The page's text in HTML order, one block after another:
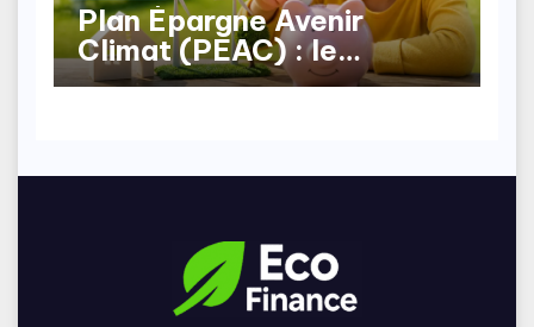
Plan Épargne Avenir
Climat (PEAC) : le
nouveau produit pour les